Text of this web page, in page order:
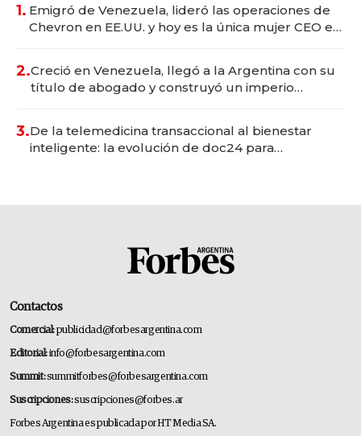
1. Emigró de Venezuela, lideró las operaciones de
Chevron en EE.UU. y hoy es la única mujer CEO en
2.Creció en Venezuela, llegó a la Argentina con su
título de abogado y construyó un imperio
3.De la telemedicina transaccional al bienestar
inteligente: la evolución de doc24 para
Contactos
Comercial:publicidad@forbesargentina.com
Editorial:info@forbesargentina.com
Summit:summitforbes@forbesargentina.com
Suscripciones:suscripciones@forbes.ar
Forbes Argentina es publicada por HT Media SA.